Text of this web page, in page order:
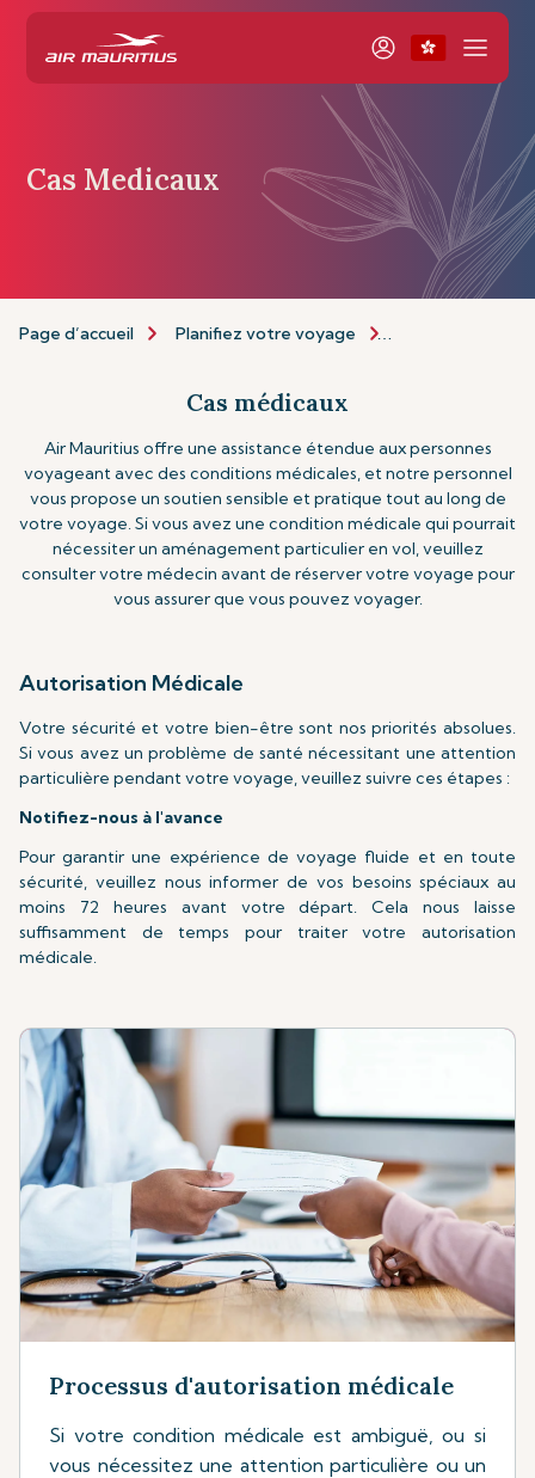
Cas Medicaux
Page d’accueil Planifiez votre voyage
Cas médicaux
Air Mauritius offre une assistance étendue aux personnes
voyageant avec des conditions médicales, et notre personnel
vous propose un soutien sensible et pratique tout au long de
votre voyage. Si vous avez une condition médicale qui pourrait
nécessiter un aménagement particulier en vol, veuillez
consulter votre médecin avant de réserver votre voyage pour
vous assurer que vous pouvez voyager.
Autorisation Médicale
Votre sécurité et votre bien-être sont nos priorités absolues.
Si vous avez un problème de santé nécessitant une attention
particulière pendant votre voyage, veuillez suivre ces étapes :
Notifiez-nous à l'avance
Pour garantir une expérience de voyage fluide et en toute
sécurité, veuillez nous informer de vos besoins spéciaux au
moins 72 heures avant votre départ. Cela nous laisse
suffisamment de temps pour traiter votre autorisation
médicale.
Processus d'autorisation médicale
Si votre condition médicale est ambiguë, ou si
vous nécessitez une attention particulière ou un